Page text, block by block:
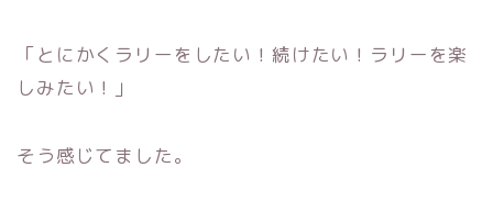
「とにかくラリーをしたい！ 続けたい！ラリーを楽
しみたい！」
そう感じてました。